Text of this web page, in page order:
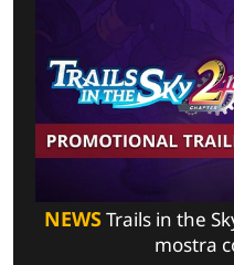
NEWSTrails in the
mostra